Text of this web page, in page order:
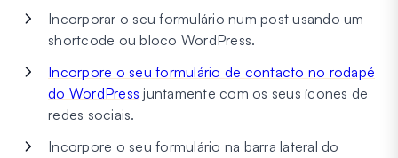
Incorporar o seu formulário num post usando um
shortcode ou bloco WordPress.
Incorpore o seu formulário de contacto no rodapé
do WordPress juntamente com os seus ícones de
redes sociais.
Incorpore o seu formulário na barra lateral do